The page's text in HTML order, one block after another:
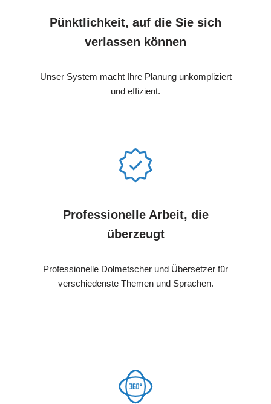
Pünktlichkeit, auf die Sie sich
verlassen können
Unser System macht Ihre Planung unkompliziert
und effizient.
Professionelle Arbeit, die
überzeugt
Professionelle Dolmetscher und Übersetzer für
verschiedenste Themen und Sprachen.